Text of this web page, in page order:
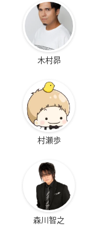
木村昴
村瀬歩
森川智之